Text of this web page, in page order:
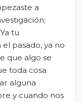
a
tu
pasado, ya no
que algo se
toda cosa
alguna
y cuando nos